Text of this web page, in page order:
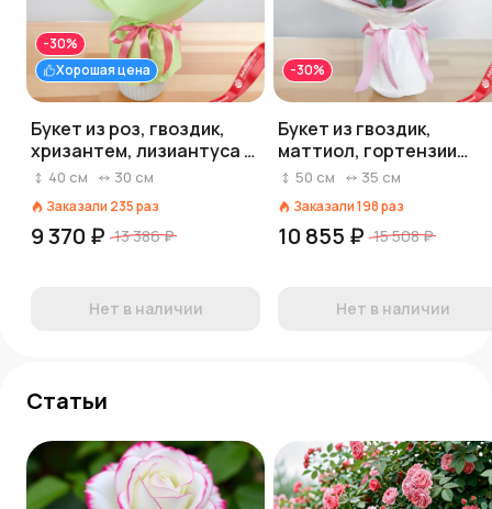
Хорошая цена
-30%
Букет из роз, гвоздик,
хризантем, лизиантуса и
статицы «Нежные мечты»
40 см 30 см
Заказали 235раз
9 370 ₽ 13 386 ₽
Нет в наличии
-30%
Букет из гвоздик,
маттиол, гортензии
«Летний бриз»
50 см 35 см
Заказали198раз
10 855 ₽ 15 508 ₽
Нет в наличии
Статьи